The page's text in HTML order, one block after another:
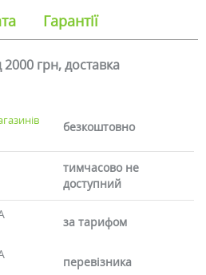
Гарантії
грн, доставка
безкоштовно
тимчасово не
доступний
за тарифом
перевізника